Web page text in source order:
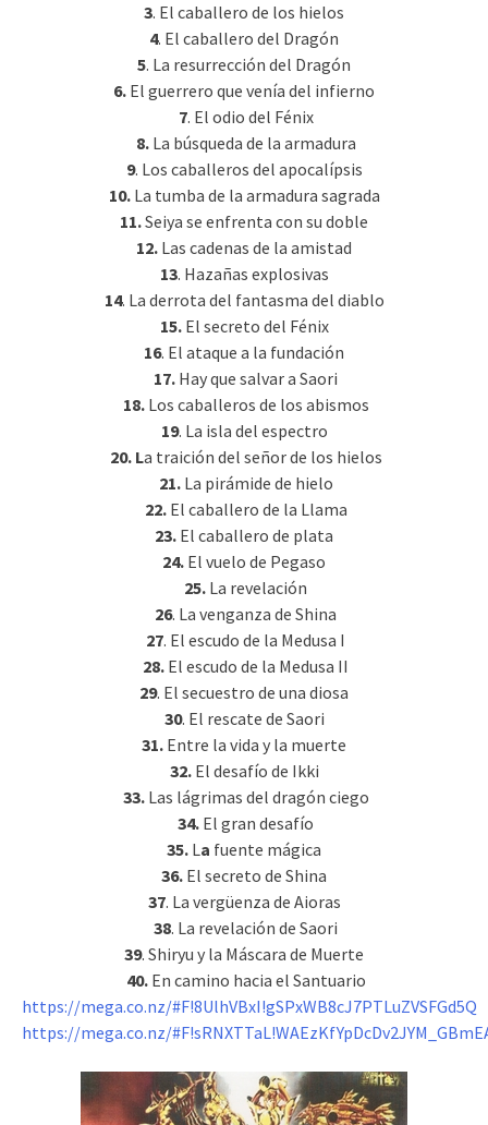
3. El caballero de los hielos
4. El caballero del Dragón
5. La resurrección del Dragón
6. El guerrero que venía del infierno
7. El odio del Fénix
8.La búsqueda de la armadura
9. Los caballeros del apocalípsis
10.La tumba de la armadura sagrada
11.Seiya se enfrenta con su doble
12. Las cadenas de la amistad
13. Hazañas explosivas
14. La derrota del fantasma del diablo
15.El secreto del Fénix
16. El ataque a la fundación
17. Hay que salvar a Saori
18.Los caballeros de los abismos
19. La isla del espectro
20. La traición del señor de los hielos
21.La pirámide de hielo
22.El caballero de la Llama
23. El caballero de plata
24. El vuelo de Pegaso
25. La revelación
26. La venganza de Shina
27. El escudo de la Medusa I
28. El escudo de la Medusa II
29. El secuestro de una diosa
30. El rescate de Saori
31. Entre la vida y la muerte
32.El desafío de Ikki
33.Las lágrimas del dragón ciego
34. El gran desafío
35. La fuente mágica
36. El secreto de Shina
37. La vergüenza de Aioras
38. La revelación de Saori
39. Shiryu y la Máscara de Muerte
40.En camino hacia el Santuario
https://mega.co.nz/#F!8UlhVBxI!gSPxWB8cJ7PTLuZVSFGd5Q
https://mega.co.nz/